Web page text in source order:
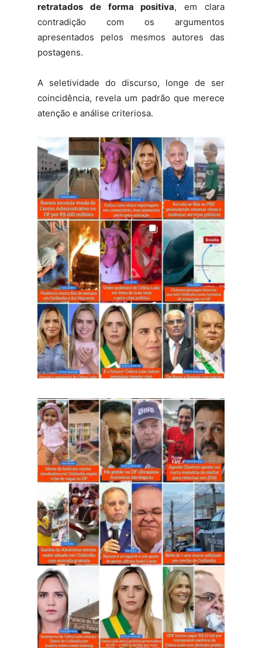
retratados de forma positiva, em clara
contradição com os argumentos
apresentados pelos mesmos autores das
postagens.
A seletividade do discurso, longe de ser
coincidência, revela um padrão que merece
atenção e análise criteriosa.